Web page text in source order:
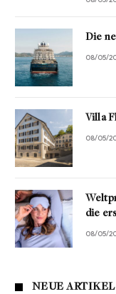
Die
08/05/
Villa
08/05/
die
08/05/
NEUE ARTIKEL